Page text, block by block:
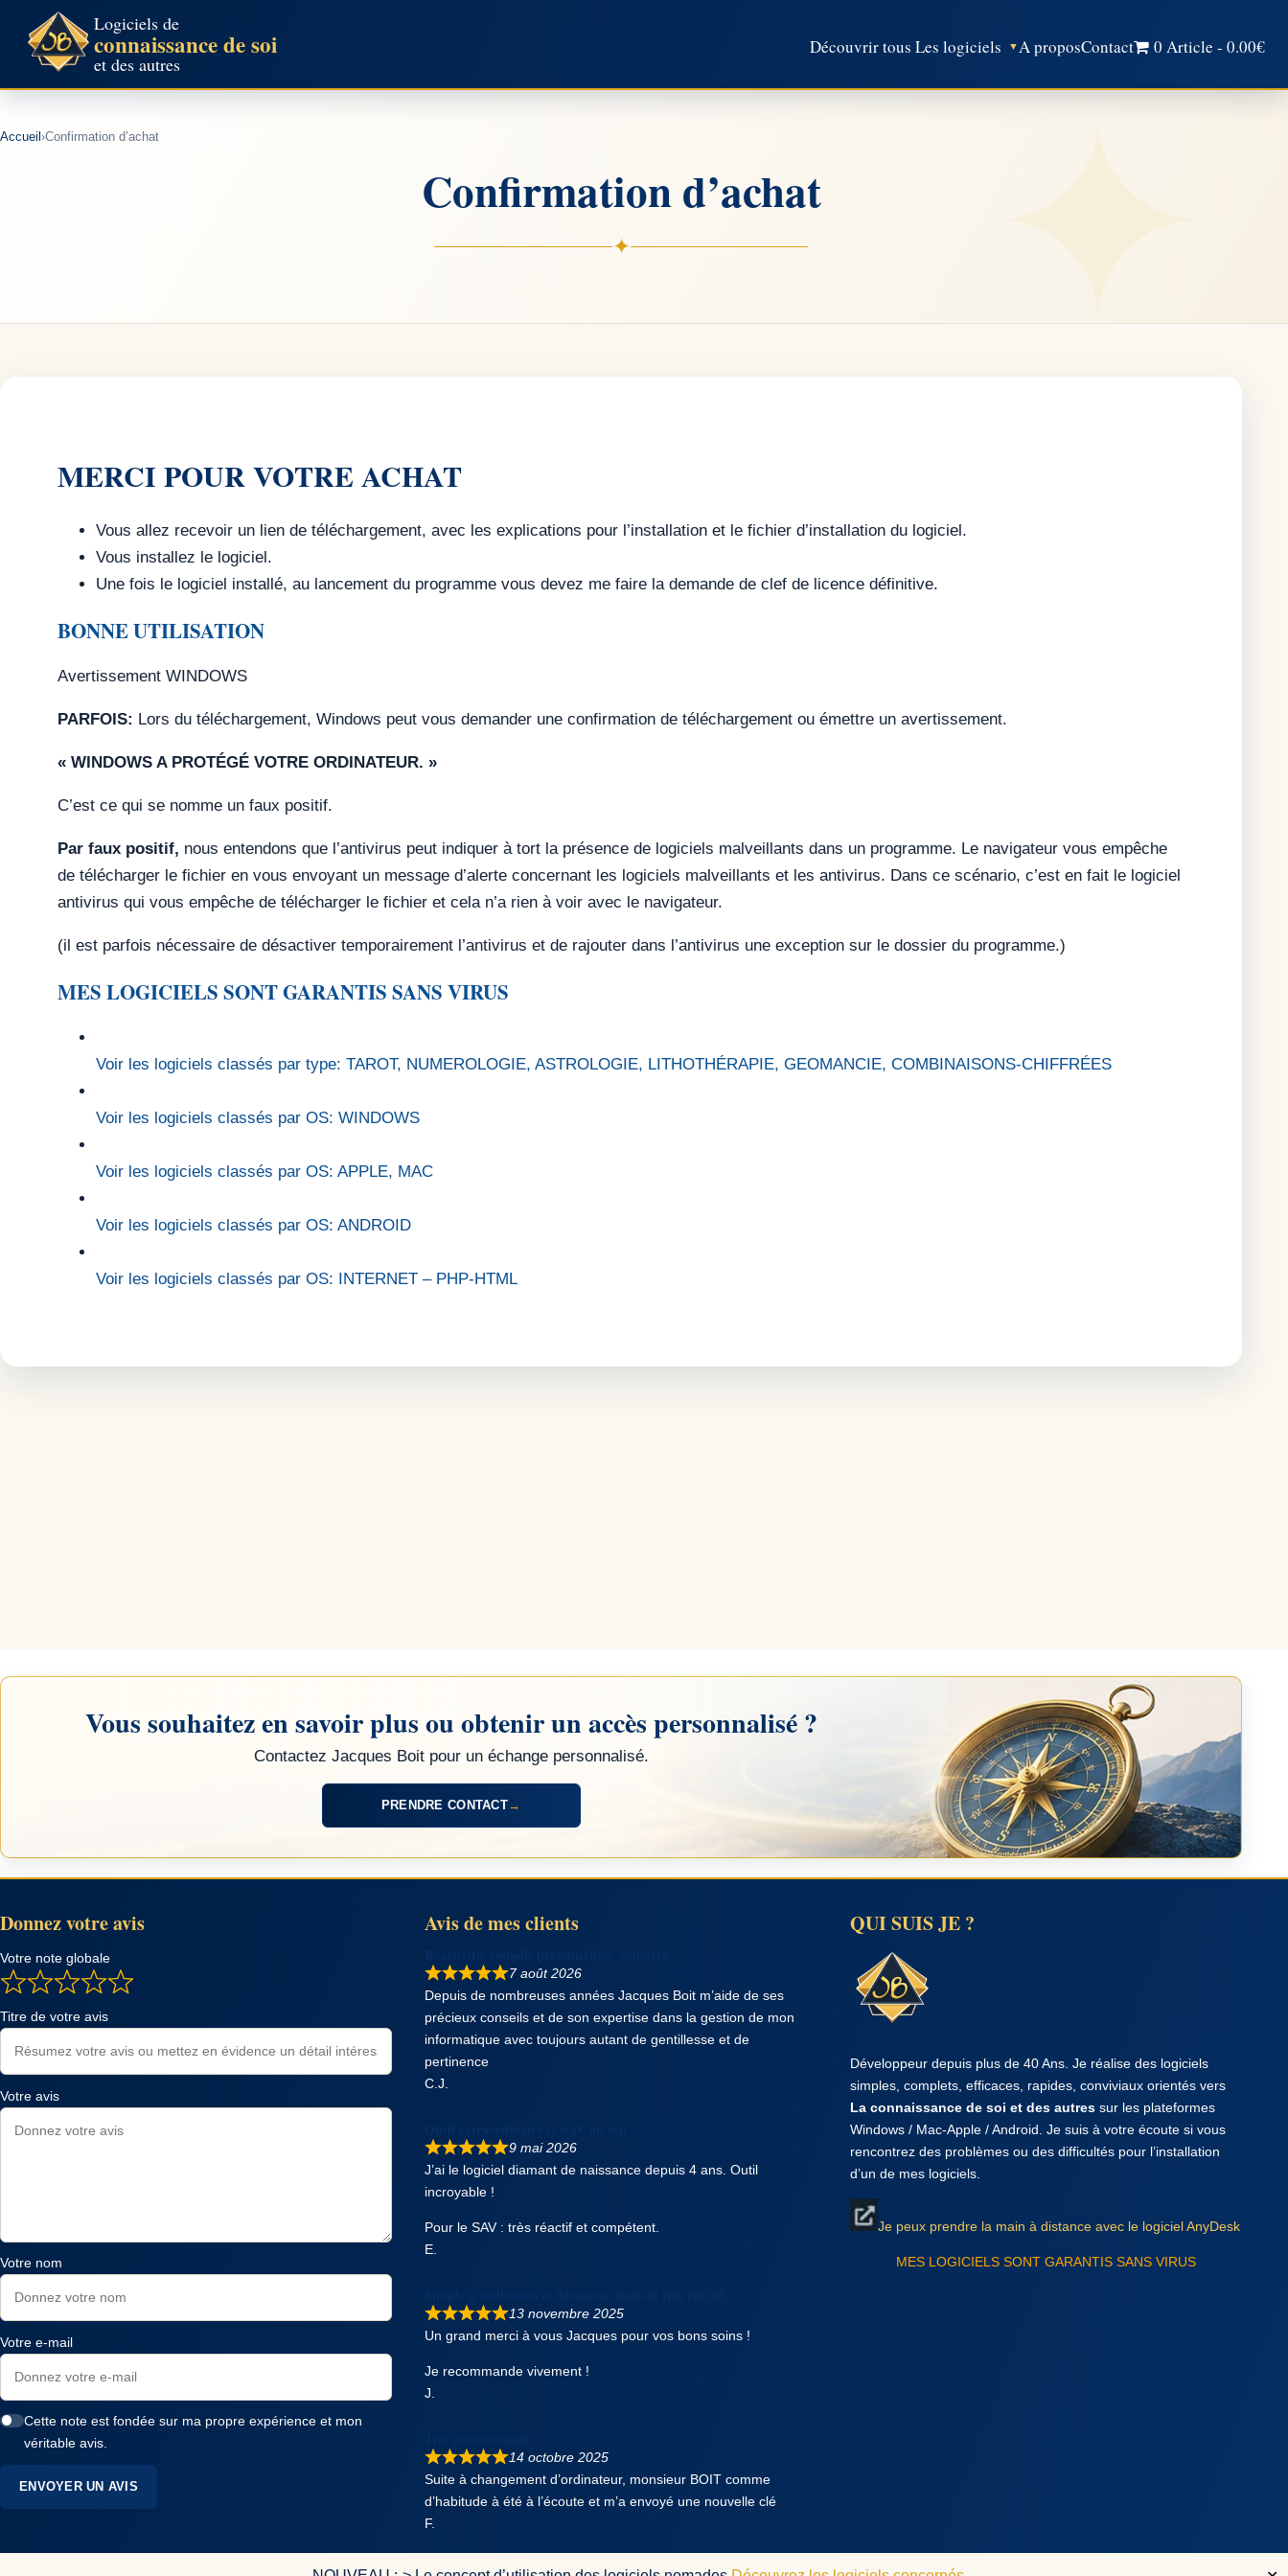
contenu
Logiciels de
connaissance de soi
et des autres
Découvrir tous Les logiciels A proposContact 0 Article 0.00€
Accueil ›Confirmation d’achat
Confirmation d’achat
✦
MERCI POUR VOTRE ACHAT
Vous allez recevoir un lien de téléchargement, avec les explications pour l’installation et le fichier d’installation du logiciel.
Vous installez le logiciel.
Une fois le logiciel installé, au lancement du programme vous devez me faire la demande de clef de licence définitive.
BONNE UTILISATION
Avertissement WINDOWS
PARFOIS: Lors du téléchargement, Windows peut vous demander une confirmation de téléchargement ou émettre un avertissement.
« WINDOWS A PROTÉGÉ VOTRE ORDINATEUR. »
C’est ce qui se nomme un faux positif.
Par faux positif, nous entendons que l’antivirus peut indiquer à tort la présence de logiciels malveillants dans un programme. Le navigateur vous empêche
de télécharger le fichier en vous envoyant un message d’alerte concernant les logiciels malveillants et les antivirus. Dans ce scénario, c’est en fait le logiciel
antivirus qui vous empêche de télécharger le fichier et cela n’a rien à voir avec le navigateur.
(il est parfois nécessaire de désactiver temporairement l’antivirus et de rajouter dans l’antivirus une exception sur le dossier du programme.)
MES LOGICIELS SONT GARANTIS SANS VIRUS
Voir les logiciels classés par type: TAROT, NUMEROLOGIE, ASTROLOGIE, LITHOTHÉRAPIE, GEOMANCIE, COMBINAISONS-CHIFFRÉES
Voir les logiciels classés par OS: WINDOWS
Voir les logiciels classés par OS: APPLE, MAC
Voir les logiciels classés par OS: ANDROID
Voir les logiciels classés par OS: INTERNET – PHP-HTML
Vous souhaitez en savoir plus ou obtenir un accès personnalisé ?
Contactez Jacques Boit pour un échange personnalisé.
PRENDRE CONTACT→
Donnez votre avis
Votre note globale
Titre de votre avis
Votre avis
Votre nom
Votre e-mail
Cette note est fondée sur ma propre expérience et mon
véritable avis.
ENVOYER UN AVIS
Avis de mes clients
7 août 2026
Depuis de nombreuses années Jacques Boit m’aide de ses
précieux conseils et de son expertise dans la gestion de mon
informatique avec toujours autant de gentillesse et de
pertinence
C.J.
9 mai 2026
J’ai le logiciel diamant de naissance depuis 4 ans. Outil
incroyable !
Pour le SAV : très réactif et compétent.
E.
13 novembre 2025
Un grand merci à vous Jacques pour vos bons soins !
Je recommande vivement !
J.
14 octobre 2025
Suite à changement d’ordinateur, monsieur BOIT comme
d’habitude à été à l’écoute et m’a envoyé une nouvelle clé
F.
Avis sur votre site
QUI SUIS JE ?
Développeur depuis plus de 40 Ans. Je réalise des logiciels
simples, complets, efficaces, rapides, conviviaux orientés vers
La connaissance de soi et des autres sur les plateformes
Windows / Mac-Apple / Android. Je suis à votre écoute si vous
rencontrez des problèmes ou des difficultés pour l’installation
d’un de mes logiciels.
Je peux prendre la main à distance avec le logiciel AnyDesk
MES LOGICIELS SONT GARANTIS SANS VIRUS